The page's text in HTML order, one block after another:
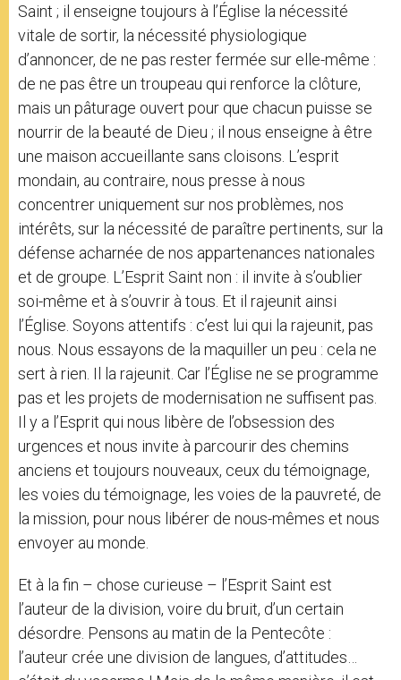
Saint ; il enseigne toujours à l’Église la nécessité
vitale de sortir, la nécessité physiologique
d’annoncer, de ne pas rester fermée sur elle-même :
de ne pas être un troupeau qui renforce la clôture,
mais un pâturage ouvert pour que chacun puisse se
nourrir de la beauté de Dieu ; il nous enseigne à être
une maison accueillante sans cloisons. L’esprit
mondain, au contraire, nous presse à nous
concentrer uniquement sur nos problèmes, nos
intérêts, sur la nécessité de paraître pertinents, sur la
défense acharnée de nos appartenances nationales
et de groupe. L’Esprit Saint non : il invite à s’oublier
soi-même et à s’ouvrir à tous. Et il rajeunit ainsi
l’Église. Soyons attentifs : c’est lui qui la rajeunit, pas
nous. Nous essayons de la maquiller un peu : cela ne
sert à rien. Il la rajeunit. Car l’Église ne se programme
pas et les projets de modernisation ne suffisent pas.
Il y a l’Esprit qui nous libère de l’obsession des
urgences et nous invite à parcourir des chemins
anciens et toujours nouveaux, ceux du témoignage,
les voies du témoignage, les voies de la pauvreté, de
la mission, pour nous libérer de nous-mêmes et nous
envoyer au monde.
Et à la fin – chose curieuse – l’Esprit Saint est
l’auteur de la division, voire du bruit, d’un certain
désordre. Pensons au matin de la Pentecôte :
l’auteur crée une division de langues, d’attitudes…